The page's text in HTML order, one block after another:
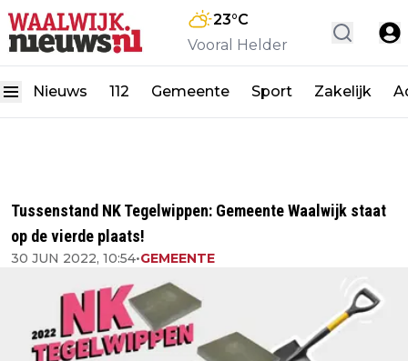
23°C
Vooral Helder
Nieuws 112 Gemeente Sport Zakelijk
Tussenstand NK Tegelwippen: Gemeente Waalwijk staat
op de vierde plaats!
30 JUN 2022, 10:54•GEMEENTE